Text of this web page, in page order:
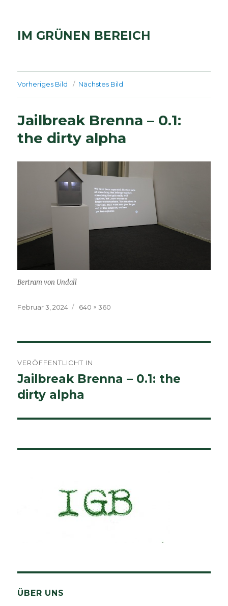
IM GRÜNEN BEREICH
Vorheriges Bild Nächstes Bild
Jailbreak Brenna – 0.1:
the dirty alpha
Bertram von Undall
Veröffentlicht
Februar 3, 2024
Volle
640 × 360
VERÖFFENTLICHT IN
Jailbreak Brenna – 0.1: the
dirty alpha
ÜBER UNS